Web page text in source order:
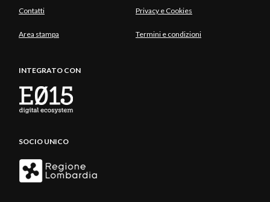
Contatti Privacy e Cookies
Area stampa Termini e condizioni
INTEGRATO CON
SOCIO UNICO